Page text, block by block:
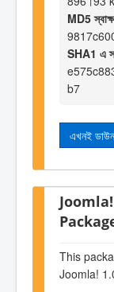
MD5
SHA1 এ
b7
এখনই
This
Joomla!